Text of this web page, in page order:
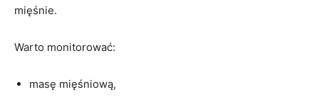
mięśnie.
Warto monitorować:
masę mięśniową,